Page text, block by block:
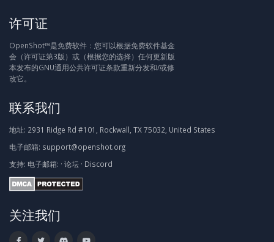
许可证
OpenShot™是免费软件：您可以根据免费软件基金
会（许可证第3版）或（根据您的选择）任何更新版
本发布的GNU通用公共许可证条款重新分发和/或修
改它。
联系我们
地址: 2931 Ridge Rd #101, Rockwall, TX 75032, United States
电子邮箱: support@openshot.org
支持: 电子邮箱: · 论坛 · Discord
关注我们